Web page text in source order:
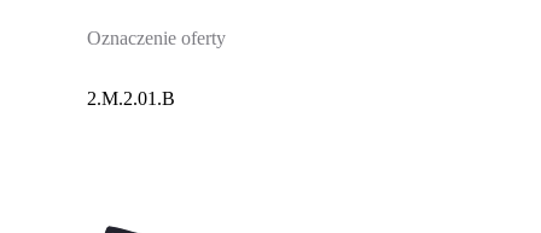
Oznaczenie oferty
2.M.2.01.B